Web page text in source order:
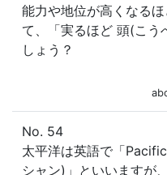
能力や地位が高くなる
て、「実るほど 頭(こう
しょう？
No. 54
太平洋は英語で「
シャン)」といいますが